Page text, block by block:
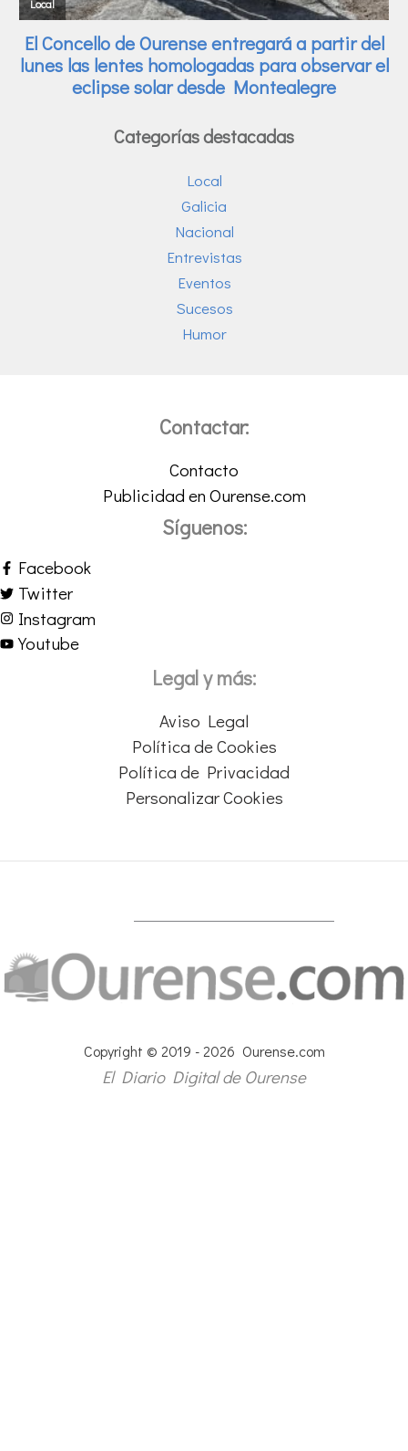
Categorías destacadas
Local
Galicia
Nacional
Entrevistas
Eventos
Sucesos
Humor
Contactar:
Contacto
Publicidad en Ourense.com
Síguenos:
Facebook
Twitter
Instagram
Youtube
Legal y más:
Aviso Legal
Política de Cookies
Política de Privacidad
Personalizar Cookies
Copyright © 2019 - 2026 Ourense.com
El Diario Digital de Ourense